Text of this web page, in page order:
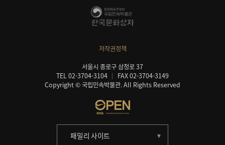
저작권정책
서울시 종로구 삼청로 37
TEL 02-3704-3104
FAX 02-3704-3149
Copyright © 국립민속박물관. All Rights Reserved
패밀리 사이트